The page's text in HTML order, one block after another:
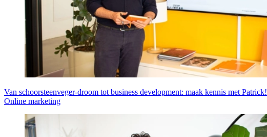
Van schoorsteenveger-droom tot business development: maak kennis met Patrick!
Online marketing